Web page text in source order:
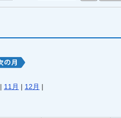
| 11月 | 12月 |